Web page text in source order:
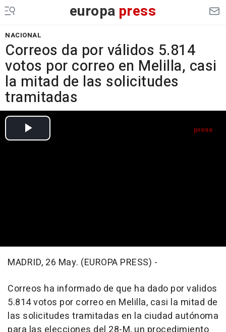
europa press
NACIONAL
Correos da por válidos 5.814
votos por correo en Melilla, casi
la mitad de las solicitudes
tramitadas
MADRID, 26 May. (EUROPA PRESS) -
Correos ha informado de que ha dado por validos
5.814 votos por correo en Melilla, casi la mitad de
las solicitudes tramitadas en la ciudad autónoma